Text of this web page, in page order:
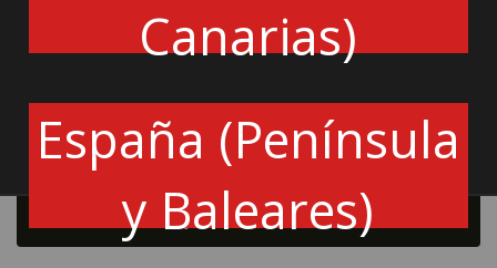
Canarias)
España (Península
y Baleares)
CD00395A02
Cantidad
Añadir a la cesta